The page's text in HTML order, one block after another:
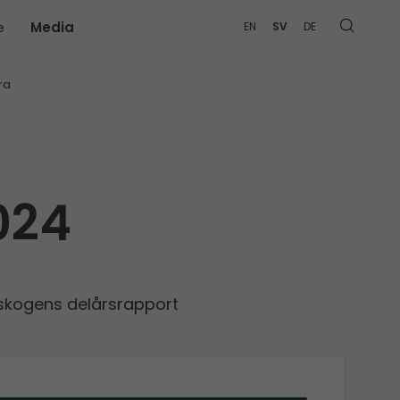
Media EN SV DE
delårs­­rapport